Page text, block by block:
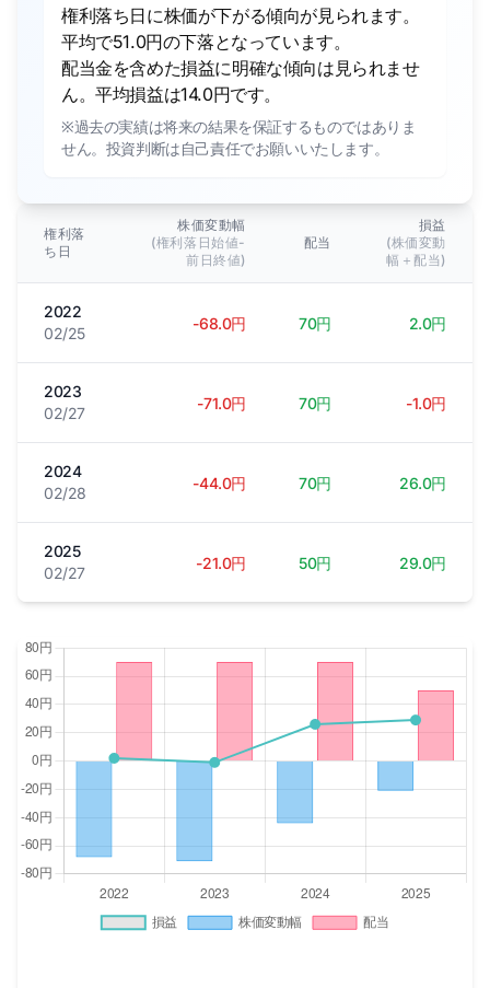
権利落ち日に株価が下がる傾向が見られます。
平均で51.0円の下落となっています。
配当金を含めた損益に明確な傾向は見られませ
ん。平均損益は14.0円です。
※過去の実績は将来の結果を保証するものではありま
せん。投資判断は自己責任でお願いいたします。
権利落
ち日
株価変動幅
(権利落日始値-
前日終値)
配当
損益
(株価変動
幅＋配当)
2022
02/25
-68.0円 70円 2.0円
2023
02/27
-71.0円 70円 -1.0円
2024
02/28
-44.0円 70円 26.0円
2025
02/27
-21.0円 50円 29.0円